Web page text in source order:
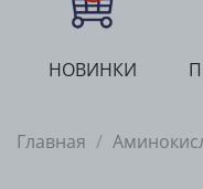
НОВИНКИ
Главная